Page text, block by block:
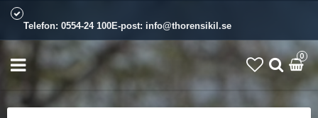
Telefon: 0554-24 100E-post: info@thorensikil.se
0